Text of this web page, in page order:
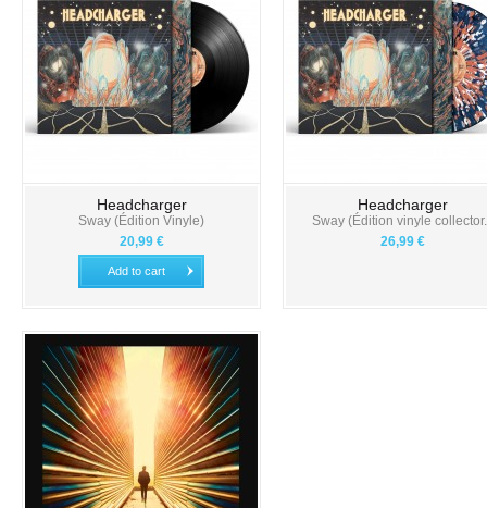
Headcharger
Sway (Édition Vinyle)
20,99 €
Add to cart
Headcharger
Sway (Édition vinyle
26,99 €